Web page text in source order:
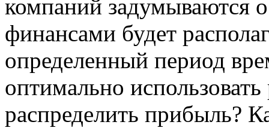
компаний задумываются
финансами будет
определенный период
оптимально
распределить прибыль?